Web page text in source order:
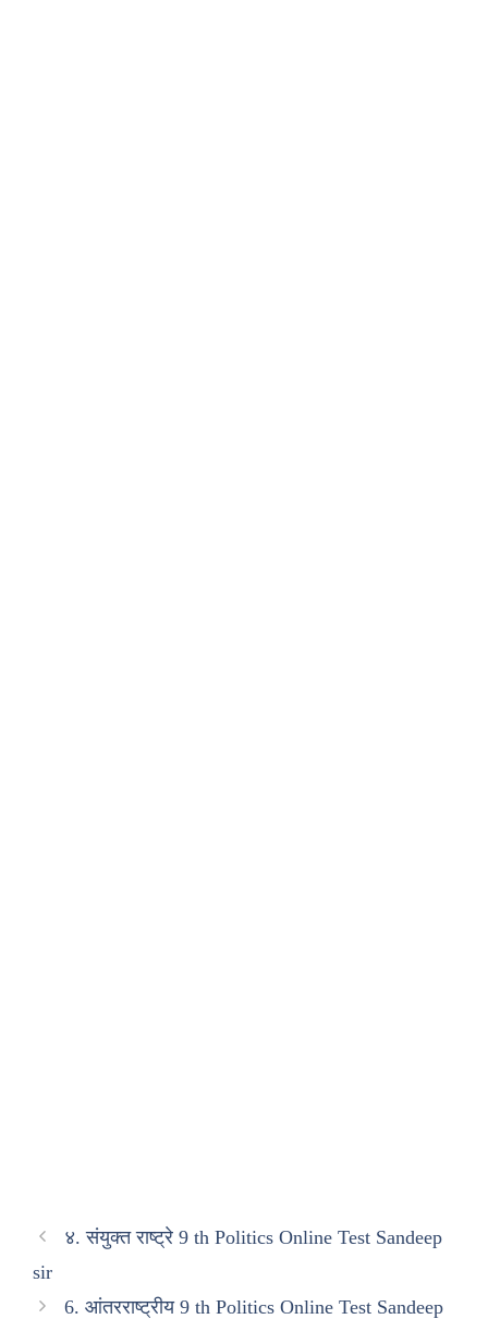
४. संयुक्त राष्ट्रे 9 th Politics Online Test Sandeep
sir
6. आंतरराष्ट्रीय 9 th Politics Online Test Sandeep